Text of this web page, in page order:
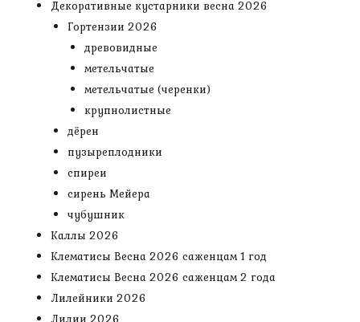
Декоративные кустарники весна 2026
Гортензии 2026
древовидные
метельчатые
метельчатые (черенки)
крупнолистные
дёрен
пузыреплодники
спиреи
сирень Мейера
чубушник
Каллы 2026
Клематисы Весна 2026 саженцам 1 год
Клематисы Весна 2026 саженцам 2 года
Лилейники 2026
Лилии 2026